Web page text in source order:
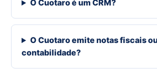
O Cuotaro é um CRM?
O Cuotaro emite notas fiscais
contabilidade?